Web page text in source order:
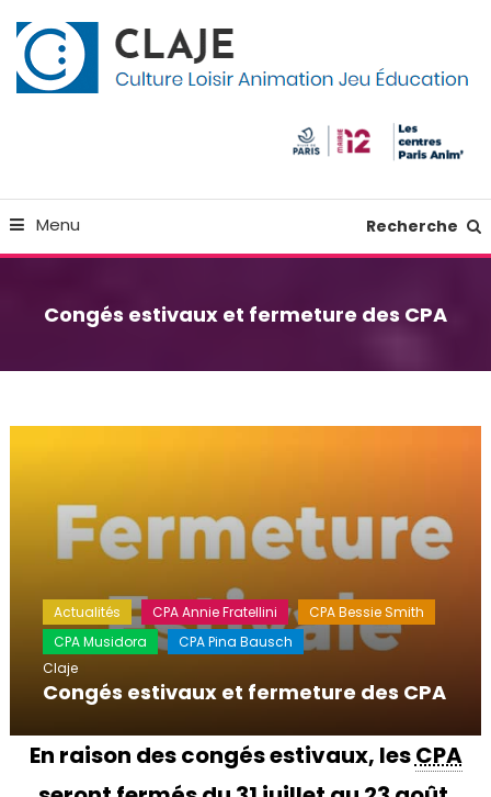
To
Content
Menu Recherche
Congés estivaux et fermeture des CPA
Actualités CPA Annie Fratellini
CPA Bessie Smith
CPA Musidora
CPA Pina Bausch
Claje
Congés estivaux et fermeture des CPA
En raison des congés estivaux, lesCPA